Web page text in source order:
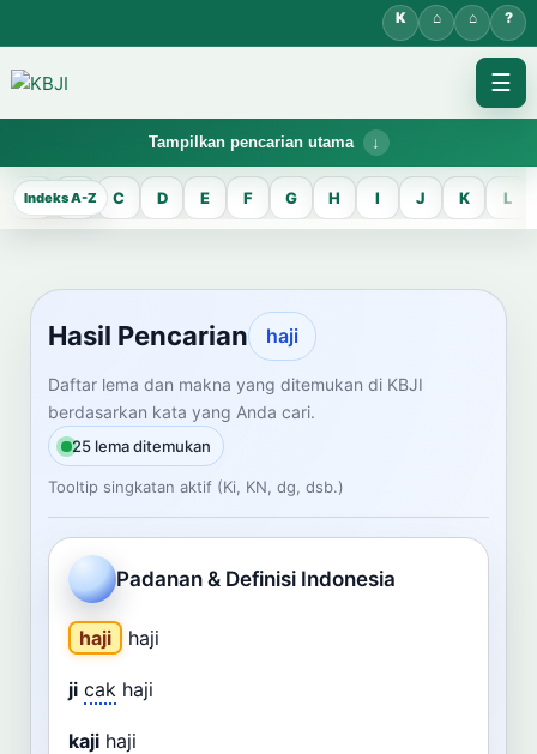
☰
Tampilkan pencarian utama
KBJI WORKSPACE
Hasil Pencarian
Temukan lema Jawa dan maknanya dalam bahasa Indonesia saat
mengelola data Kamus Bahasa Jawa-Indonesia.
CARI LEMA JAWA
Masukkan kata Jawa
Dashboard
A B C D E F G H I J K L
Hasil Pencarian haji
Daftar lema dan makna yang ditemukan di KBJI
berdasarkan kata yang Anda cari.
25 lema ditemukan
Tooltip singkatan aktif (Ki, KN, dg, dsb.)
Padanan & Definisi Indonesia
haji haji
ji cak haji
kaji haji